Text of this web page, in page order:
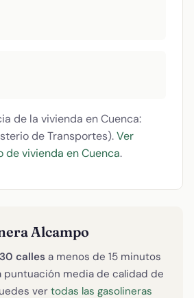
de la vivienda en Cuenca:
de Transportes).Ver
de vivienda en Cuenca.
Alcampo
30 calles a menos de 15 minutos
puntuación media de calidad de
ver todas las gasolineras